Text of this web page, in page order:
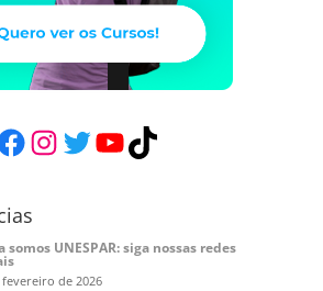
Instagram
Twitter
YouTube
TikTok
somos UNESPAR: siga nossas redes
fevereiro de 2026